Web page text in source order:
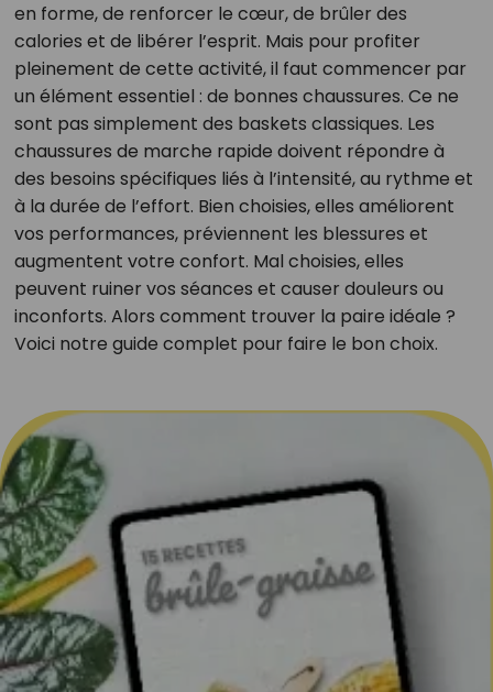
en forme, de renforcer le cœur, de brûler des
calories et de libérer l’esprit. Mais pour profiter
pleinement de cette activité, il faut commencer par
un élément essentiel : de bonnes chaussures. Ce ne
sont pas simplement des baskets classiques. Les
chaussures de marche rapide doivent répondre à
des besoins spécifiques liés à l’intensité, au rythme et
à la durée de l’effort. Bien choisies, elles améliorent
vos performances, préviennent les blessures et
augmentent votre confort. Mal choisies, elles
peuvent ruiner vos séances et causer douleurs ou
inconforts. Alors comment trouver la paire idéale ?
Voici notre guide complet pour faire le bon choix.